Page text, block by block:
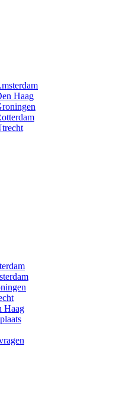
Haag
Haag